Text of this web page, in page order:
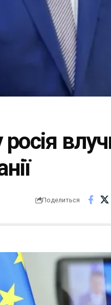
Поделиться